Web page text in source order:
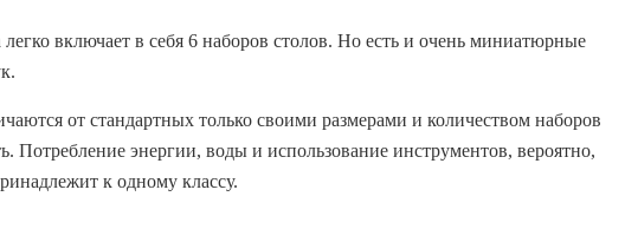
включает в себя 6 наборов столов. Но есть и очень миниатюрные
от стандартных только своими размерами и количеством наборов
Потребление энергии, воды и использование инструментов, вероятно,
к одному классу.